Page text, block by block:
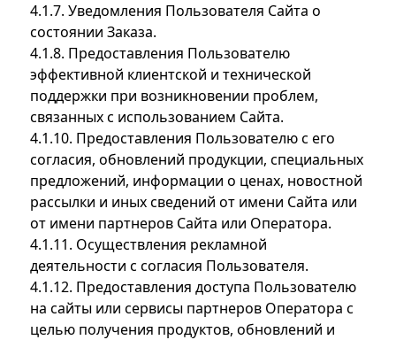
4.1.7. Уведомления Пользователя Сайта о
состоянии Заказа.
4.1.8. Предоставления Пользователю
эффективной клиентской и технической
поддержки при возникновении проблем,
связанных с использованием Сайта.
4.1.10. Предоставления Пользователю с его
согласия, обновлений продукции, специальных
предложений, информации о ценах, новостной
рассылки и иных сведений от имени Сайта или
от имени партнеров Сайта или Оператора.
4.1.11. Осуществления рекламной
деятельности с согласия Пользователя.
4.1.12. Предоставления доступа Пользователю
на сайты или сервисы партнеров Оператора с
целью получения продуктов, обновлений и